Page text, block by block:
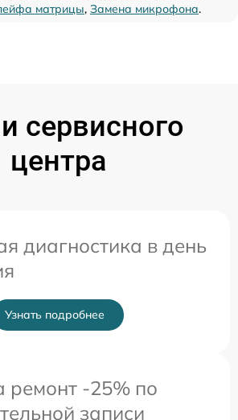
матрицы, Замена микрофона.
сервисного
центра
диагностика в день
Узнать подробнее
ремонт -25% по
записи